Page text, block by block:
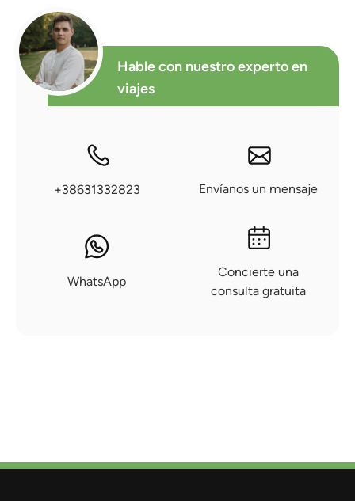
Hable con nuestro experto en
viajes
+38631332823 Envíanos un mensaje
WhatsApp
Concierte una
consulta gratuita